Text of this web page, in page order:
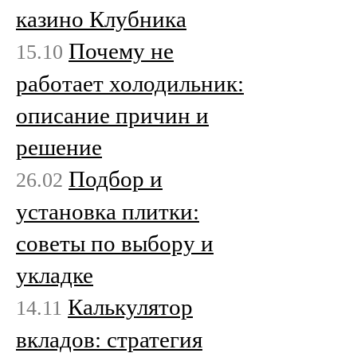
казино Клубника
15.10 Почему не
работает холодильник:
описание причин и
решение
26.02 Подбор и
установка плитки:
советы по выбору и
укладке
14.11 Калькулятор
вкладов: стратегия